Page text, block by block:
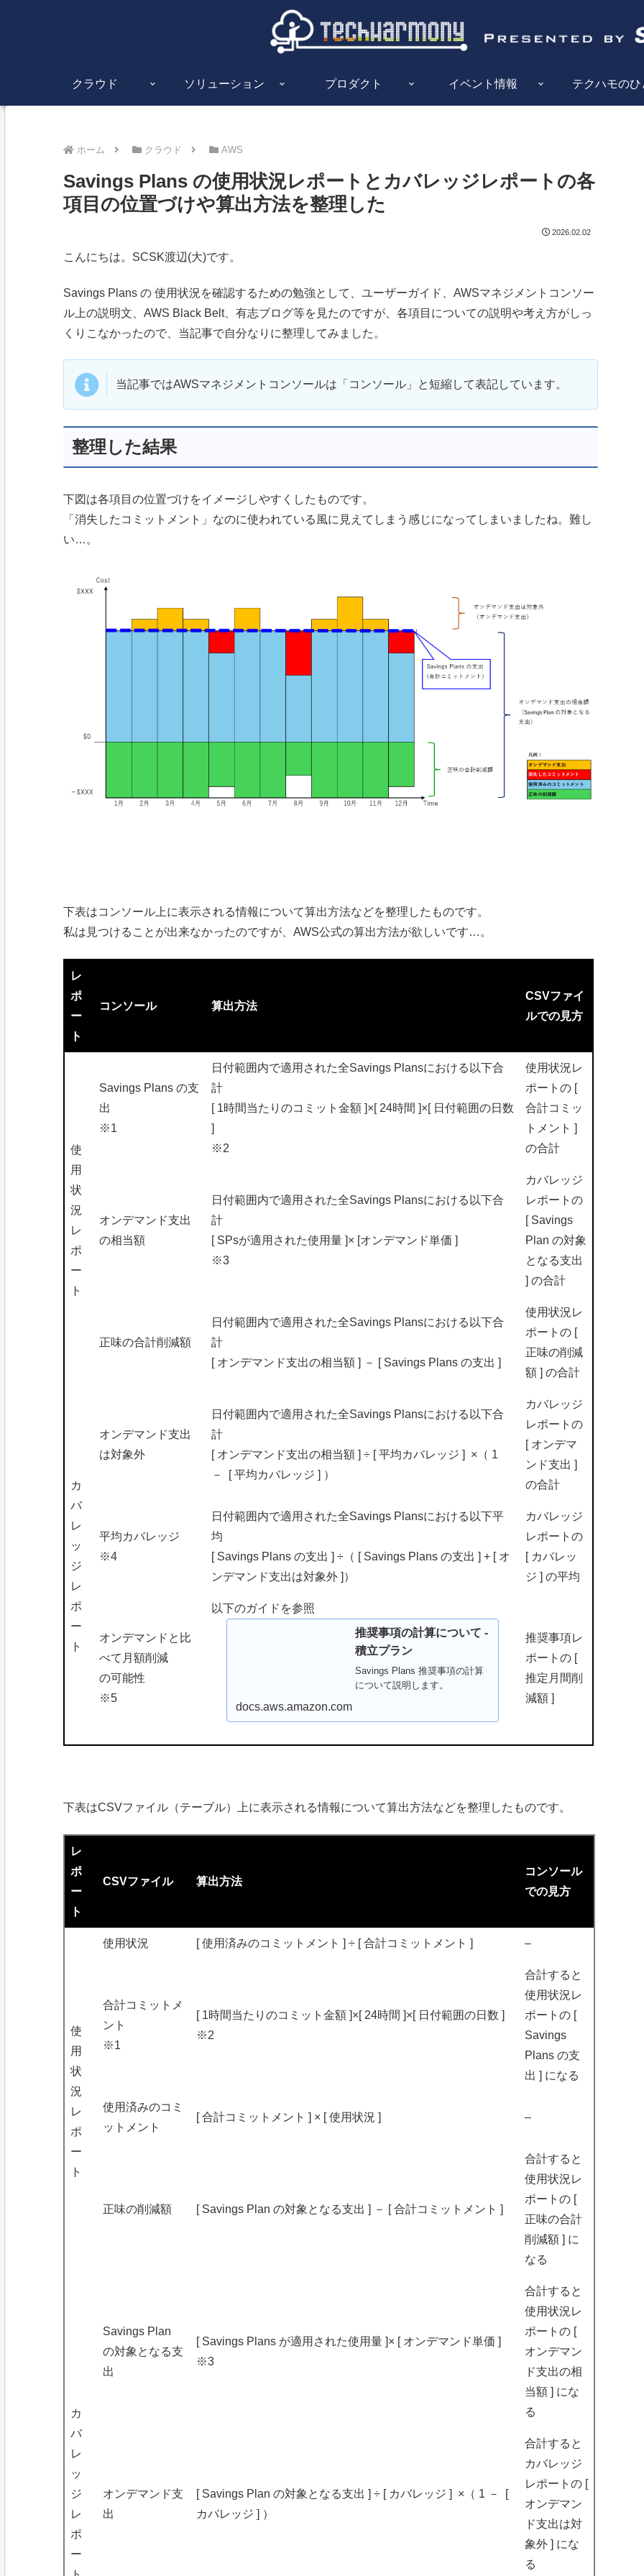
クラウド ソリューション プロダクト イベント情報 テクハモのひ
ホーム クラウド AWS
Savings Plans の使用状況レポートとカバレッジレポートの各
項目の位置づけや算出方法を整理した
2026.02.02
こんにちは。SCSK渡辺(大)です。
Savings Plans の 使用状況を確認するための勉強として、ユーザーガイド、AWSマネジメントコンソー
ル上の説明文、AWS Black Belt、有志ブログ等を見たのですが、各項目についての説明や考え方がしっ
くりこなかったので、当記事で自分なりに整理してみました。
当記事ではAWSマネジメントコンソールは「コンソール」と短縮して表記しています。
整理した結果
下図は各項目の位置づけをイメージしやすくしたものです。
「消失したコミットメント」なのに使われている風に見えてしまう感じになってしまいましたね。難し
い…。
下表はコンソール上に表示される情報について算出方法などを整理したものです。
私は見つけることが出来なかったのですが、AWS公式の算出方法が欲しいです…。
レ
ポ
ー
ト
コンソール 算出方法
CSVファイ
ルでの見方
使
用
状
況
レ
ポ
ー
ト
Savings Plans の支
出
※1
日付範囲内で適用された全Savings Plansにおける以下合
計
[ 1時間当たりのコミット金額 ]×[ 24時間 ]×[ 日付範囲の日数
]
※2
使用状況レ
ポートの [
合計コミッ
トメント ]
の合計
オンデマンド支出
の相当額
日付範囲内で適用された全Savings Plansにおける以下合
計
[ SPsが適用された使用量 ]× [オンデマンド単価 ]
※3
カバレッジ
レポートの
[ Savings
Plan の対象
となる支出
] の合計
正味の合計削減額
日付範囲内で適用された全Savings Plansにおける以下合
計
[ オンデマンド支出の相当額 ] － [ Savings Plans の支出 ]
使用状況レ
ポートの [
正味の削減
額 ] の合計
カ
バ
レ
ッ
ジ
レ
ポ
ー
ト
オンデマンド支出
は対象外
日付範囲内で適用された全Savings Plansにおける以下合
計
[ オンデマンド支出の相当額 ] ÷ [ 平均カバレッジ ] ×（ 1
－ [ 平均カバレッジ ] ）
カバレッジ
レポートの
[ オンデマ
ンド支出 ]
の合計
平均カバレッジ
※4
日付範囲内で適用された全Savings Plansにおける以下平
均
[ Savings Plans の支出 ] ÷（ [ Savings Plans の支出 ] + [ オ
ンデマンド支出は対象外 ]）
カバレッジ
レポートの
[ カバレッ
ジ ] の平均
オンデマンドと比
べて月額削減
の可能性
※5
以下のガイドを参照
推奨事項の計算について -
積立プラン
Savings Plans 推奨事項の計算
について説明します。
docs.aws.amazon.com
推奨事項レ
ポートの [
推定月間削
減額 ]
下表はCSVファイル（テーブル）上に表示される情報について算出方法などを整理したものです。
レ
ポ
ー
ト
CSVファイル 算出方法
コンソール
での見方
使
用
状
況
レ
ポ
ー
ト
使用状況 [ 使用済みのコミットメント ] ÷ [ 合計コミットメント ] –
合計コミットメ
ント
※1
[ 1時間当たりのコミット金額 ]×[ 24時間 ]×[ 日付範囲の日数 ]
※2
合計すると
使用状況レ
ポートの [
Savings
Plans の支
出 ] になる
使用済みのコミ
ットメント
[ 合計コミットメント ] × [ 使用状況 ] –
正味の削減額 [ Savings Plan の対象となる支出 ] － [ 合計コミットメント ]
合計すると
使用状況レ
ポートの [
正味の合計
削減額 ] に
なる
カ
バ
レ
ッ
ジ
レ
ポ
ー
Savings Plan
の対象となる支
出
[ Savings Plans が適用された使用量 ]× [ オンデマンド単価 ]
※3
合計すると
使用状況レ
ポートの [
オンデマン
ド支出の相
当額 ] にな
る
オンデマンド支
出
[ Savings Plan の対象となる支出 ] ÷ [ カバレッジ ] ×（ 1 － [
カバレッジ ] ）
合計すると
カバレッジ
レポートの [
オンデマン
ド支出は対
象外 ] にな
る